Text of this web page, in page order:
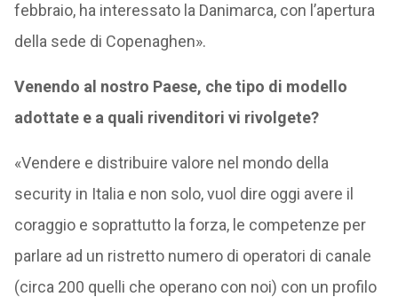
febbraio, ha interessato la Danimarca, con l’apertura
della sede di Copenaghen».
Venendo al nostro Paese, che tipo di modello
adottate e a quali rivenditori vi rivolgete?
«Vendere e distribuire valore nel mondo della
security in Italia e non solo, vuol dire oggi avere il
coraggio e soprattutto la forza, le competenze per
parlare ad un ristretto numero di operatori di canale
(circa 200 quelli che operano con noi) con un profilo